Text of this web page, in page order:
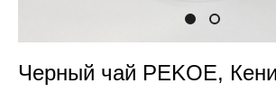
Черный чай PEKOE,